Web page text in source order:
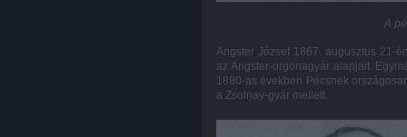
A
Angster József 1867. augusztus 21-
az Angster-orgonagyár alapjait.
1880-as években Pécsnek
a Zsolnay-gyár mellett.